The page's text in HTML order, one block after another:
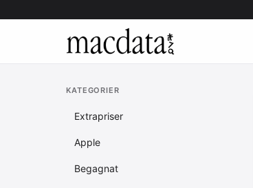
KATEGORIER
Extrapriser
Apple
Begagnat